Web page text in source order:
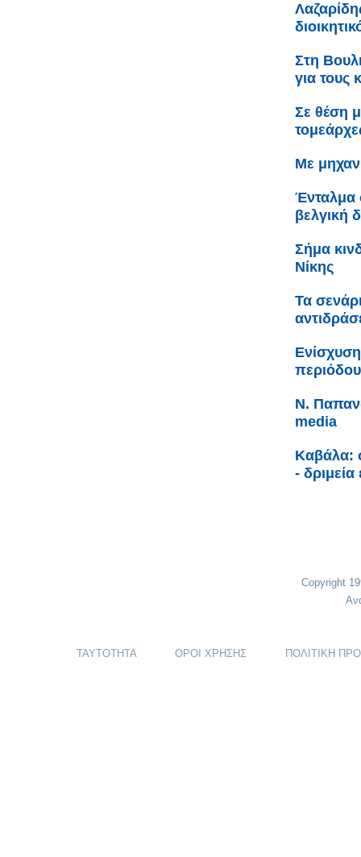
Στη
για τους
Σε θέση
Με
Ένταλμα
βελγική
Σήμα
Νίκης
Τα
περιόδου
Ν.
media
Καβάλα:
-
Copyright
ΤΑΥΤΟΤΗΤΑ ΟΡΟΙ ΧΡΗΣΗΣ ΠΟΛΙΤΙΚΗ